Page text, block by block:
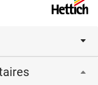
les